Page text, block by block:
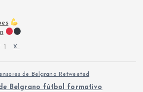
X
de Belgrano Retweeted
Belgrano fútbol formativo